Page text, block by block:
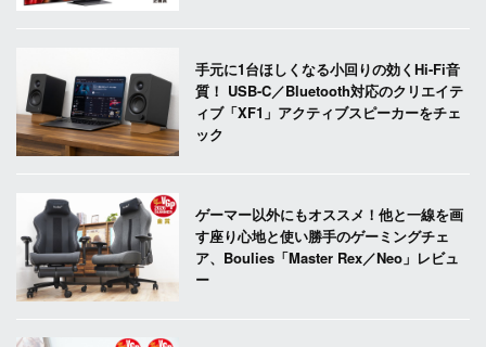
手元に1台ほしくなる小回りの効くHi-Fi音
質！ USB-C／Bluetooth対応のクリエイテ
ィブ「XF1」アクティブスピーカーをチェ
ック
ゲーマー以外にもオススメ！他と一線を画
す座り心地と使い勝手のゲーミングチェ
ア、Boulies「Master Rex／Neo」レビュ
ー